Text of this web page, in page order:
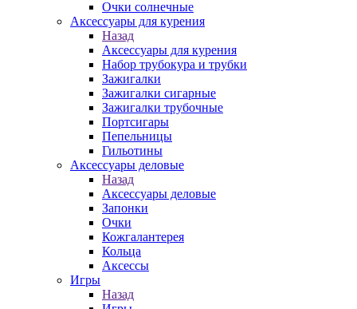
Очки солнечные
Аксессуары для курения
Назад
Аксессуары для курения
Набор трубокура и трубки
Зажигалки
Зажигалки сигарные
Зажигалки трубочные
Портсигары
Пепельницы
Гильотины
Аксессуары деловые
Назад
Аксессуары деловые
Запонки
Очки
Кожгалантерея
Кольца
Аксессы
Игры
Назад